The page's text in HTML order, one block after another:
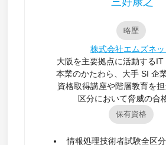
略歴
株式会社エムズネッ
大阪を主要拠点に活動するIT
本業のかたわら、大手 SI 企
資格取得講座や階層教育を
区分において脅威の合
保有資格
情報処理技術者試験全区